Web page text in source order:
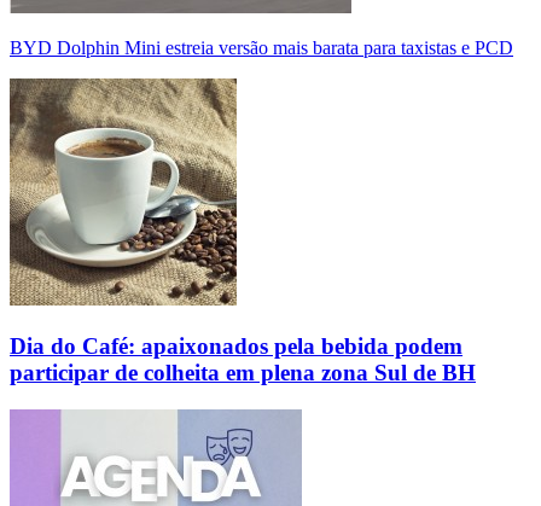
BYD Dolphin Mini estreia versão mais barata para taxistas e PCD
Dia do Café: apaixonados pela bebida podem
participar de colheita em plena zona Sul de BH